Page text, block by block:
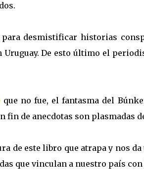
desmistificar historias
Uruguay. De esto último el
que no fue, el fantasma del
fin de anecdotas son plasmadas
de este libro que atrapa y nos
que vinculan a nuestro país